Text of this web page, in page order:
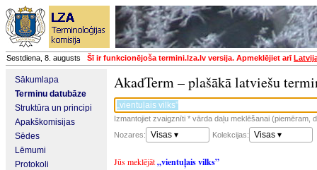
Sestdiena, 8. augusts Šī ir funkcionējoša termini.lza.lv versija. Apmeklējiet arī
Sākumlapa
Terminu datubāze
Struktūra un principi
Apakškomisijas
Sēdes
Lēmumi
Protokoli
AkadTerm – plašākā latviešu
Izmantojiet zvaigznīti * vārda daļu meklēšanai (piemēram,
Nozares:
Visas ▾ Kolekcijas: Visas ▾
Jūs meklējāt„vientuļais vilks”